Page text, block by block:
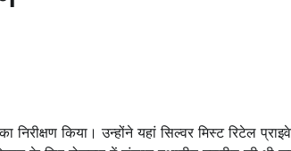
किया। उन्होंने यहां सिल्वर मिस्ट रिटेल